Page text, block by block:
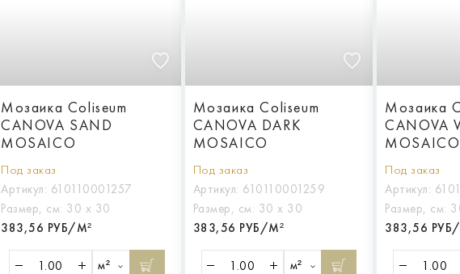
Мозаика Coliseum
CANOVA SAND
MOSAICO
Под заказ
Артикул: 610110001257
Размер, см: 30 х 30
383,56 РУБ/М²
м²
Мозаика Coliseum
CANOVA DARK
MOSAICO
Под заказ
Артикул: 610110001259
Размер, см: 30 х 30
383,56 РУБ/М²
м²
Мозаика
CANOVA
MOSAICO
Под заказ
Артикул:
Размер, см:
383,56